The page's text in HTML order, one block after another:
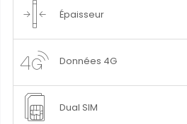
Épaisseur
Données 4G
Dual SIM